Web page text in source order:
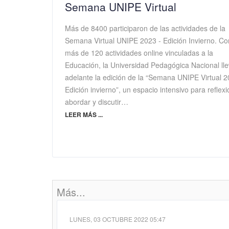
Semana UNIPE Virtual
Más de 8400 participaron de las actividades de la
Semana Virtual UNIPE 2023 - Edición Invierno.
más de 120 actividades online vinculadas a la
Educación, la Universidad Pedagógica Nacional
adelante la edición de la “Semana UNIPE Virtual
Edición invierno”, un espacio intensivo para
abordar y discutir…
LEER MÁS ...
Más...
LUNES, 03 OCTUBRE 2022 05:47